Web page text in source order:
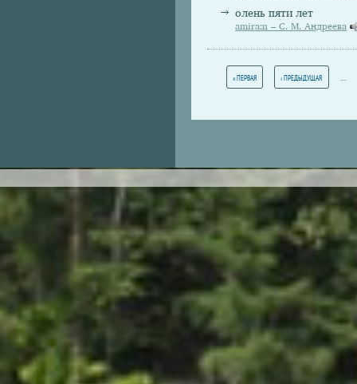
олень пяти лет
amiraːn – С. М. Андреева
Pages
« ПЕРВАЯ ‹ ПРЕДЫДУЩАЯ